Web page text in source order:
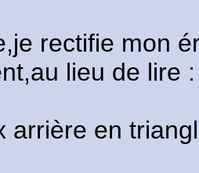
rectifie mon
lieu de lire :
arrière en